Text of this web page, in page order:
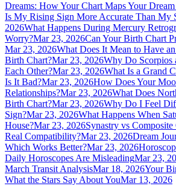
Dreams: How Your Chart Maps Your
Is My Rising Sign More Accurate Than My
2026What Happens During Mercury
Worry?Mar 23, 2026Can Your Birth Chart
Mar 23, 2026What Does It Mean to Have
Birth Chart?Mar 23, 2026Why Do Scorpios
Each Other?Mar 23, 2026What Is a Grand
Is It Bad?Mar 23, 2026How Does Your
Relationships?Mar 23, 2026What Does
Birth Chart?Mar 23, 2026Why Do I Feel
Sign?Mar 23, 2026What Happens When
House?Mar 23, 2026Synastry vs
Real Compatibility?Mar 23, 2026Dream
Which Works Better?Mar 23, 2026
Daily Horoscopes Are MisleadingMar 23,
March Transit AnalysisMar 18, 2026Your
What the Stars Say About YouMar 13, 2026